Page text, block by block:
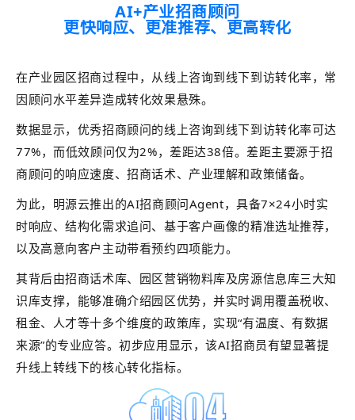
AI+产业招商顾问
更快响应、更准推荐、更高转化
在产业园区招商过程中，从线上咨询到线下到访转化率，常
因顾问水平差异造成转化效果悬殊。
数据显示，优秀招商顾问的线上咨询到线下到访转化率可达
77%，而低效顾问仅为2%，差距达38倍。差距主要源于招
商顾问的响应速度、招商话术、产业理解和政策储备。
为此，明源云推出的AI招商顾问Agent，具备7×24小时实
时响应、结构化需求追问、基于客户画像的精准选址推荐，
以及高意向客户主动带看预约四项能力。
其背后由招商话术库、园区营销物料库及房源信息库三大知
识库支撑，能够准确介绍园区优势，并实时调用覆盖税收、
租金、人才等十多个维度的政策库，实现“有温度、有数据
来源”的专业应答。初步应用显示，该AI招商员有望显著提
升线上转线下的核心转化指标。